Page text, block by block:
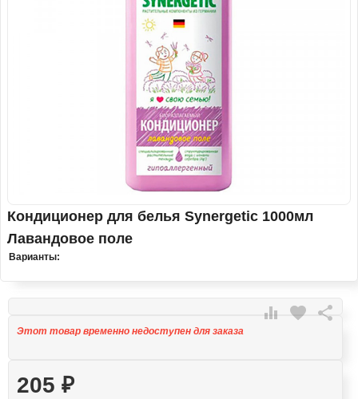
Кондиционер для белья Synergetic 1000мл
Лавандовое поле
Варианты:
 favorite 
Этот товар временно недоступен для заказа
205 ₽